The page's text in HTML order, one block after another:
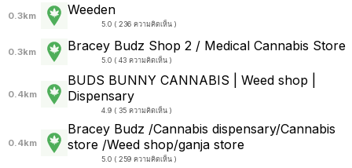
0.3km Weeden
5.0 ( 236 ความคิดเห็น )
0.3km Bracey Budz Shop 2 / Medical Cannabis Store
5.0 ( 43 ความคิดเห็น )
0.4km
BUDS BUNNY CANNABIS | Weed shop |
Dispensary
4.9 ( 35 ความคิดเห็น )
0.4km
Bracey Budz /Cannabis dispensary/Cannabis
store /Weed shop/ganja store
5.0 ( 259 ความคิดเห็น )